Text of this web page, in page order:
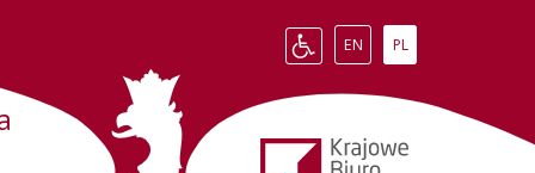
Change language to English
EN Zmień język na
PL